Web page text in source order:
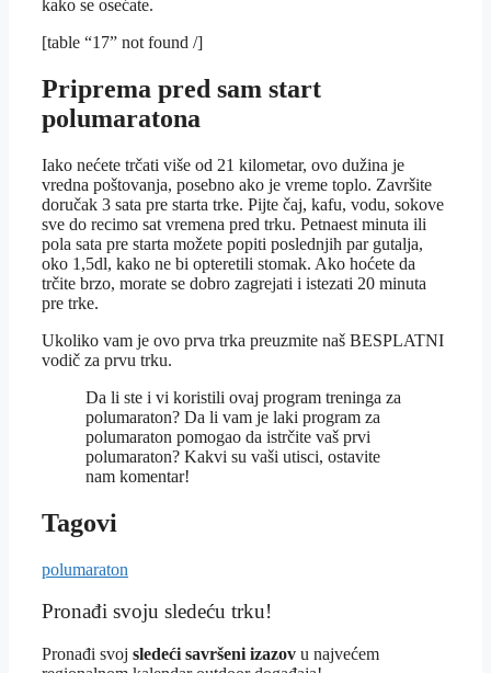
kako se osećate.
[table “17” not found /]
Priprema pred sam start
polumaratona
Iako nećete trčati više od 21 kilometar, ovo dužina je
vredna poštovanja, posebno ako je vreme toplo. Završite
doručak 3 sata pre starta trke. Pijte čaj, kafu, vodu, sokove
sve do recimo sat vremena pred trku. Petnaest minuta ili
pola sata pre starta možete popiti poslednjih par gutalja,
oko 1,5dl, kako ne bi opteretili stomak. Ako hoćete da
trčite brzo, morate se dobro zagrejati i istezati 20 minuta
pre trke.
Ukoliko vam je ovo prva trka preuzmite naš BESPLATNI
vodič za prvu trku.
Da li ste i vi koristili ovaj program treninga za
polumaraton? Da li vam je laki program za
polumaraton pomogao da istrčite vaš prvi
polumaraton? Kakvi su vaši utisci, ostavite
nam komentar!
Tagovi
polumaraton
Pronađi svoju sledeću trku!
Pronađi svoj sledeći savršeni izazov u najvećem